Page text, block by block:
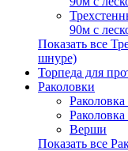
90м с
Показать все
шнуре)
Торпеда для
Раколовки
Раколовка
Раколовка
Верши
Показать все